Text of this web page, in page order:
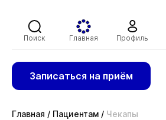
Поиск Главная Профиль
Записаться на приём
Главная / Пациентам / Чекапы